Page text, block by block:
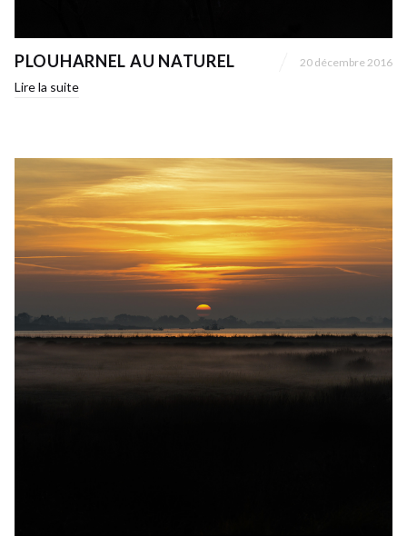
PLOUHARNEL AU NATUREL 20 décembre 2016
Lire la suite